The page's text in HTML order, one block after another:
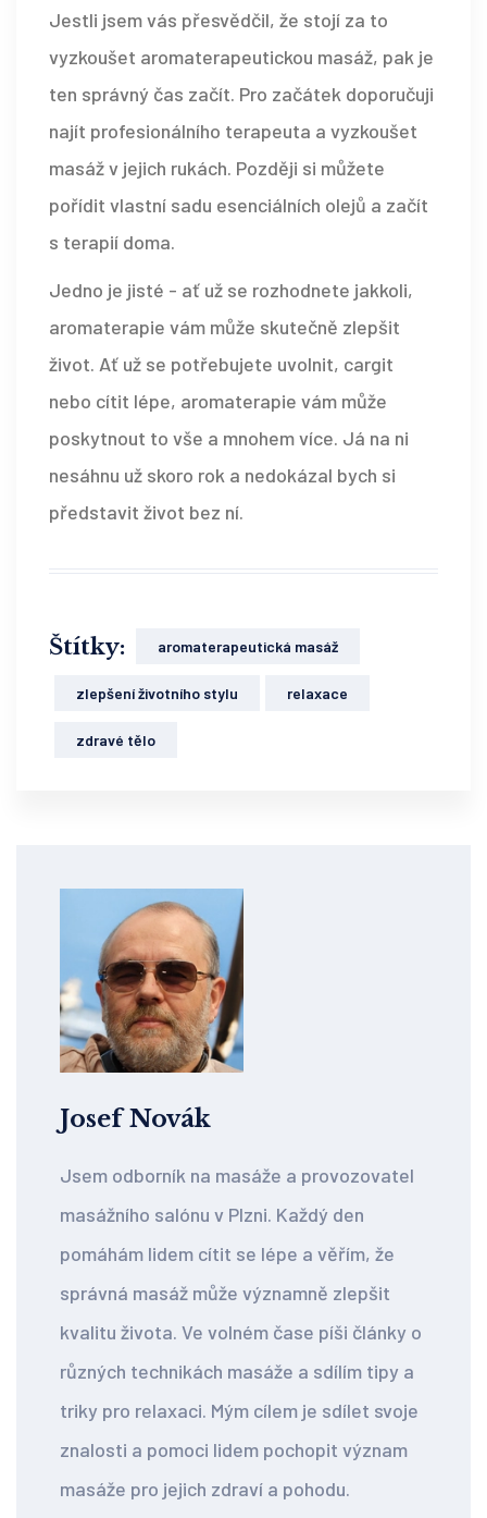
Jestli jsem vás přesvědčil, že stojí za to
vyzkoušet aromaterapeutickou masáž, pak je
ten správný čas začít. Pro začátek doporučuji
najít profesionálního terapeuta a vyzkoušet
masáž v jejich rukách. Později si můžete
pořídit vlastní sadu esenciálních olejů a začít
s terapií doma.
Jedno je jisté - ať už se rozhodnete jakkoli,
aromaterapie vám může skutečně zlepšit
život. Ať už se potřebujete uvolnit, cargit
nebo cítit lépe, aromaterapie vám může
poskytnout to vše a mnohem více. Já na ni
nesáhnu už skoro rok a nedokázal bych si
představit život bez ní.
Štítky: aromaterapeutická masáž
zlepšení životního stylu relaxace
zdravé tělo
Josef Novák
Jsem odborník na masáže a provozovatel
masážního salónu v Plzni. Každý den
pomáhám lidem cítit se lépe a věřím, že
správná masáž může významně zlepšit
kvalitu života. Ve volném čase píši články o
různých technikách masáže a sdílím tipy a
triky pro relaxaci. Mým cílem je sdílet svoje
znalosti a pomoci lidem pochopit význam
masáže pro jejich zdraví a pohodu.